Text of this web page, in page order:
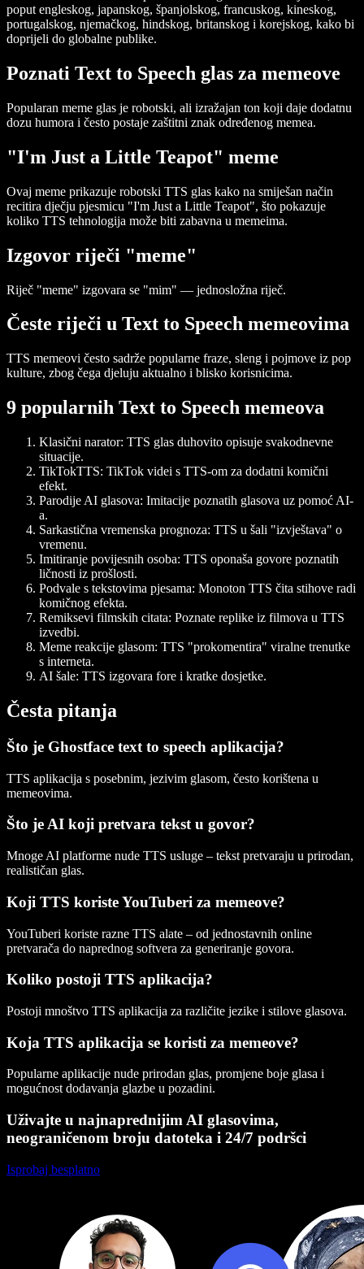
poput engleskog, japanskog, španjolskog, francuskog, kineskog,
portugalskog, njemačkog, hindskog, britanskog i korejskog, kako bi
doprijeli do globalne publike.
Poznati Text to Speech glas za memeove
Popularan meme glas je robotski, ali izražajan ton koji daje dodatnu
dozu humora i često postaje zaštitni znak određenog memea.
"I'm Just a Little Teapot" meme
Ovaj meme prikazuje robotski TTS glas kako na smiješan način
recitira dječju pjesmicu "I'm Just a Little Teapot", što pokazuje
koliko TTS tehnologija može biti zabavna u memeima.
Izgovor riječi "meme"
Riječ "meme" izgovara se "mim" — jednosložna riječ.
Česte riječi u Text to Speech memeovima
TTS memeovi često sadrže popularne fraze, sleng i pojmove iz pop
kulture, zbog čega djeluju aktualno i blisko korisnicima.
9 popularnih Text to Speech memeova
Klasični narator: TTS glas duhovito opisuje svakodnevne
situacije.
TikTokTTS: TikTok videi s TTS-om za dodatni komični
efekt.
Parodije AI glasova: Imitacije poznatih glasova uz pomoć AI-
a.
Sarkastična vremenska prognoza: TTS u šali "izvještava" o
vremenu.
Imitiranje povijesnih osoba: TTS oponaša govore poznatih
ličnosti iz prošlosti.
Podvale s tekstovima pjesama: Monoton TTS čita stihove radi
komičnog efekta.
Remiksevi filmskih citata: Poznate replike iz filmova u TTS
izvedbi.
Meme reakcije glasom: TTS "prokomentira" viralne trenutke
s interneta.
AI šale: TTS izgovara fore i kratke dosjetke.
Česta pitanja
Što je Ghostface text to speech aplikacija?
TTS aplikacija s posebnim, jezivim glasom, često korištena u
memeovima.
Što je AI koji pretvara tekst u govor?
Mnoge AI platforme nude TTS usluge – tekst pretvaraju u prirodan,
realističan glas.
Koji TTS koriste YouTuberi za memeove?
YouTuberi koriste razne TTS alate – od jednostavnih online
pretvarača do naprednog softvera za generiranje govora.
Koliko postoji TTS aplikacija?
Postoji mnoštvo TTS aplikacija za različite jezike i stilove glasova.
Koja TTS aplikacija se koristi za memeove?
Popularne aplikacije nude prirodan glas, promjene boje glasa i
mogućnost dodavanja glazbe u pozadini.
Uživajte u najnaprednijim AI glasovima,
neograničenom broju datoteka i 24/7 podršci
Isprobaj besplatno